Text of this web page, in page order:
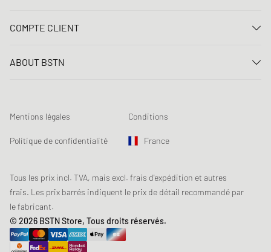
FAQ
Loyalty Program
Sécurité des produits
COMPTE CLIENT
Créer un compte
Abonnement à la newsletter
Suivi des données
ABOUT BSTN
Chronicles
Sustainability
Réduction pour étudiants: Unidays
Réduction pour étudiants: Studentbeans
Réduction pour étudiants: EDiU
Mentions légales Conditions
Politique de confidentialité France
Tous les prix incl. TVA, mais excl. frais d'expédition et autres
frais. Les prix barrés indiquent le prix de détail recommandé par
le fabricant.
© 2026 BSTN Store, Tous droits réservés.